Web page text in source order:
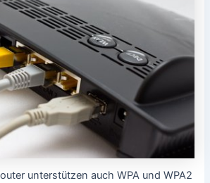
unterstützen auch WPA und WPA2